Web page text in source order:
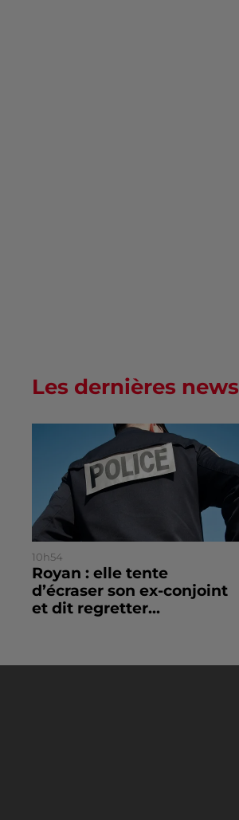
Les dernières news
10h54
Royan : elle tente
d’écraser son ex-conjoint
et dit regretter...